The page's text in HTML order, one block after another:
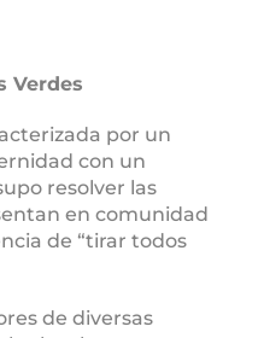
Verdes
por un
con un
resolver las
en comunidad
de “tirar todos
de diversas